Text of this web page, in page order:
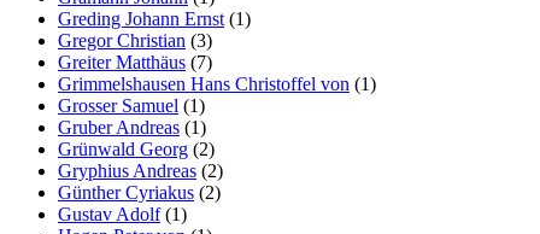
Greding Johann Ernst (1)
Gregor Christian (3)
Greiter Matthäus (7)
Grimmelshausen Hans Christoffel von (1)
Grosser Samuel (1)
Gruber Andreas (1)
Grünwald Georg (2)
Gryphius Andreas (2)
Günther Cyriakus (2)
Gustav Adolf(1)